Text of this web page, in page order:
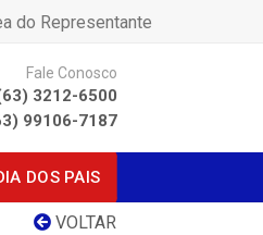
do Representante
Fale Conosco
3212-6500
99106-7187
DOS PAIS
VOLTAR